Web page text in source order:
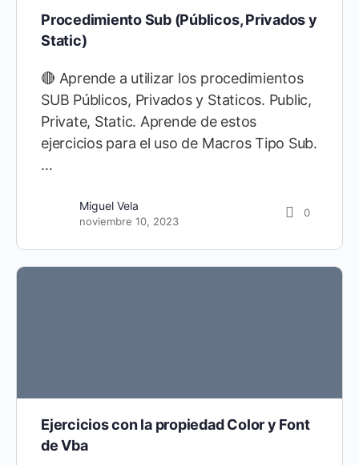
Procedimiento Sub (Públicos, Privados y
Static)
🔴 Aprende a utilizar los procedimientos
SUB Públicos, Privados y Staticos. Public,
Private, Static. Aprende de estos
ejercicios para el uso de Macros Tipo Sub.
…
Miguel Vela
noviembre 10, 2023
0
Ejercicios con la propiedad Color y Font
de Vba